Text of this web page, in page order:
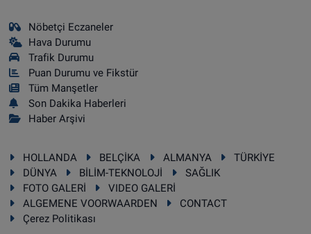
Nöbetçi Eczaneler
Hava Durumu
Trafik Durumu
Puan Durumu ve Fikstür
Tüm Manşetler
Son Dakika Haberleri
Haber Arşivi
HOLLANDA BELÇİKA ALMANYA
TÜRKİYE
DÜNYA
BİLİM-TEKNOLOJİ
SAĞLIK
FOTO GALERİ
VIDEO GALERİ
ALGEMENE VOORWAARDEN
CONTACT
Çerez Politikası